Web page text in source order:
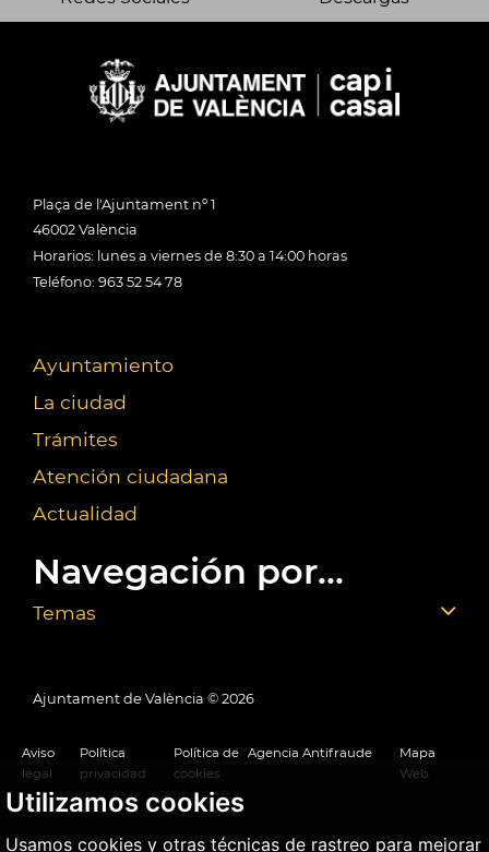
Utilizamos cookies
Usamos cookies y otras técnicas de rastreo para mejorar
Plaça de l'Ajuntament nº 1
46002 València
Horarios: lunes a viernes de 8:30 a 14:00 horas
Teléfono: 963 52 54 78
Ayuntamiento
La ciudad
Trámites
Atención ciudadana
Actualidad
Navegación por...
Temas
Ajuntament de València © 2026
Aviso
legal
Política
privacidad
Política de
cookies
Agencia Antifraude
Mapa
Web